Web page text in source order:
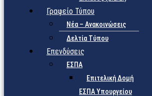
Γραφείο Τύπου
Νέα – Ανακοινώσεις
Δελτία Τύπου
Επενδύσεις
ΕΣΠΑ
Επιτελική Δομή
ΕΣΠΑ Υπουργείου